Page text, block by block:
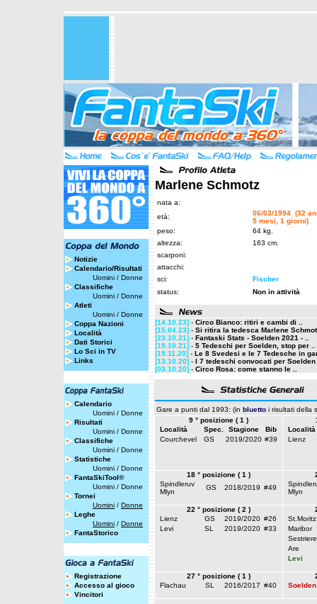
Notizie
Calendario/Risultati
Uomini / Donne
Classifiche
Uomini / Donne
Atleti
Uomini / Donne
Coppa Nazioni
Località
Dati Storici
Lo Sci in TV
Links
Calendario
Uomini / Donne
Risultati
Uomini / Donne
Classifiche
Uomini / Donne
Statistiche
Uomini / Donne
FantaSkiTool®
Uomini / Donne
Tornei
Uomini / Donne
Leghe
Uomini / Donne
FantaStorico
Registrazione
Accesso al gioco
Vincitori
Marlene Schmotz
nata a:
età:
06/03/1994 (32
5 mesi, 1 giorni)
peso:
64 kg.
altezza:
163 cm.
scarponi:
attacchi:
sci:
Fischer
status:
Non in attività
[14.10.23] - Circo Bianco: ritiri e cambi di ..
[15.04.23] - Si ritira la tedesca Marlene
[23.10.21] - Fantaski Stats - Soelden 2021 - ..
[19.10.21] - 5 Tedeschi per Soelden, stop per ..
[19.11.20] - Le 8 Svedesi e le 7 Tedesche in
[13.10.20] - I 7 tedeschi convocati per Soelden
[03.10.20] - Circo Rosa: come stanno le ..
Gare a punti dal 1993: (in bluetto i risultati della
9 ° posizione ( 1 )
Località
Spec. Stagione
Bib
Courchevel
GS 2019/2020 #39
Località
Lienz
18 ° posizione ( 1 )
Spindleruv
Mlyn
GS 2018/2019 #49
Mlyn
22 ° posizione ( 2 )
Lienz
GS 2019/2020 #26
Levi
SL 2019/2020 #33
St.Moritz
Maribor
Sestriere
Are
Levi
27 ° posizione ( 1 )
Flachau
SL 2016/2017 #40
Soelden